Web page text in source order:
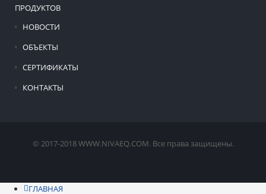
ПРОДУКТОВ
НОВОСТИ
ОБЪЕКТЫ
СЕРТИФИКАТЫ
КОНТАКТЫ
© 2017-2018 WWW.NIVAEQ.COM. Все права защищены.
ГЛАВНАЯ